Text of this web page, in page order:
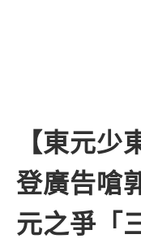
【東元
登廣告嗆
元之爭「